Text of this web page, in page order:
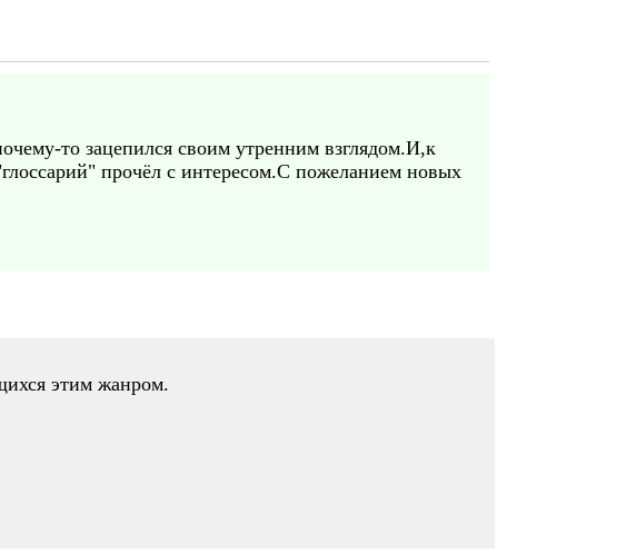
то зацепился своим утренним взглядом.И,к
прочёл с интересом.С пожеланием новых
этим жанром.